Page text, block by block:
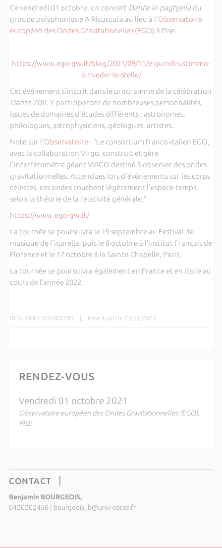
Ce vendredi 01 octobre, un concert Dante in paghjella du
groupe polyphonique A Ricuccata au lieu à l'Observatoire
européen des Ondes Gravitationelles (EGO) à Pise.
https://www.ego-gw.it/blog/2021/09/11/e-quindi-uscimmo-
a-riveder-le-stelle/
Cet événement s'inscrit dans le programme de la célébration
Dante 700. Y participeront de nombreuses personnalités
issues de domaines d'études différents : astronomes,
philologues, astrophysiciens, géologues, artistes.
Note sur l'Observatoire: "Le consortium franco-italien EGO,
avec la collaboration Virgo, construit et gère
l'interféromètre géant VIRGO destiné à observer des ondes
gravitationnelles. Attendues lors d'événements sur les corps
célestes, ces ondes courbent légèrement l'espace-temps,
selon la théorie de la relativité générale."
https://www.ego-gw.it/
La tournée se poursuivra le 19 septembre au Festival de
musique de Figarella, puis le 8 octobre à l’Institut Français de
Florence et le 17 octobre à la Sainte-Chapelle, Paris.
La tournée se poursuivra également en France et en Italie au
cours de l’année 2022.
BENJAMIN BOURGEOIS | Mise à jour le 03/11/2021
RENDEZ-VOUS
Vendredi 01 octobre 2021
Observatoire européen des Ondes Gravitationnelles (EGO),
PISE
CONTACT
Benjamin BOURGEOIS,
0420202450
bourgeois_b@univ-corse.fr